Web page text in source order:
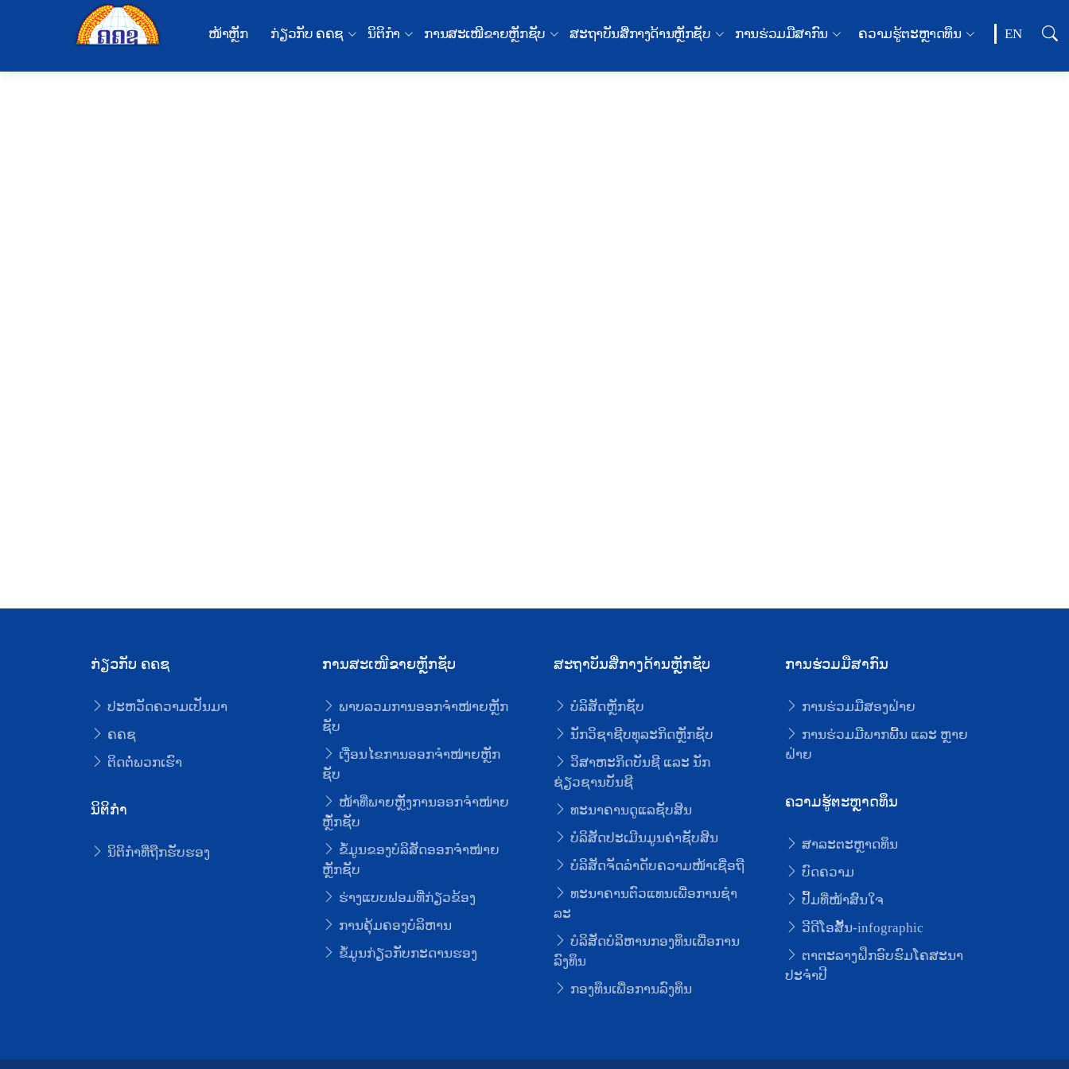
ໜ້າຫຼັກ ກ່ຽວກັບ ຄຄຊ ນິຕິກໍາ ການສະເໜີຂາຍຫຼັກຊັບ ສະຖາບັນສື່ກາງດ້ານຫຼັກຊັບ ການຮ່ວມມືສາກົນ ຄວາມຮູ້ຕະຫຼາດທຶນ EN
ກ່ຽວກັບ ຄຄຊ
ປະຫວັດຄວາມເປັນມາ
ຄຄຊ
ຕິດຕໍ່ພວກເຮົາ
ນິຕິກໍາ
ນິຕິກໍາທີ່ຖືກຮັບຮອງ
ການສະເໜີຂາຍຫຼັກຊັບ
ພາບລວມການອອກຈໍາໜ່າຍຫຼັກ
ຊັບ
ເງື່ອນໄຂການອອກຈໍາໜ່າຍຫຼັກ
ຊັບ
ໜ້າທີ່ພາຍຫຼັງການອອກຈໍາໜ່າຍ
ຫຼັໍກຊັບ
ຂໍ້ມູນຂອງບໍລິສັດອອກຈໍາໜ່າຍ
ຫຼັກຊັບ
ຮ່າງແບບຟອມທີ່ກ່ຽວຂ້ອງ
ການຄຸ້ມຄອງບໍລິຫານ
ຂໍ້ມູນກ່ຽວກັບກະດານຮອງ
ສະຖາບັນສື່ກາງດ້ານຫຼັກຊັບ
ບໍລິສັດຫຼັກຊັບ
ນັກວິຊາຊີບທຸລະກິດຫຼັກຊັບ
ວິສາຫະກິດບັນຊີ ແລະ ນັກ
ຊ່ຽວຊານບັນຊີ
ທະນາຄານດູແລຊັບສິນ
ບໍລິສັດປະເມີນມູນຄ່າຊັບສິນ
ບໍລິສັດຈັດລໍາດັບຄວາມໜ້າເຊື່ອຖື
ທະນາຄານຕົວແທນເພື່ອການຊໍາ
ລະ
ບໍລິສັດບໍລິຫານກອງທຶນເພື່ອການ
ລົງທຶນ
ກອງທຶນເພື່ອການລົງທຶນ
ການຮ່ວມມືສາກົນ
ການຮ່ວມມືສອງຝ່າຍ
ການຮ່ວມມືພາກພື້ນ ແລະ ຫຼາຍ
ຝ່າຍ
ຄວາມຮູ້ຕະຫຼາດທຶນ
ສາລະຕະຫຼາດທຶນ
ບົດຄວາມ
ປຶ້ມທີ່ໜ້າສົນໃຈ
ວີດີໂອສັ້ນ-infographic
ຕາຕະລາງຝຶກອົບຮົມໂຄສະນາ
ປະຈຳປີ